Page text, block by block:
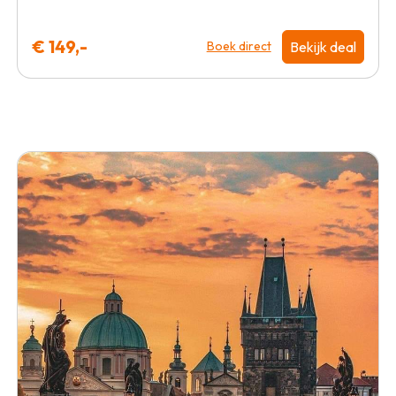
€ 149,- Boek direct Bekijk deal